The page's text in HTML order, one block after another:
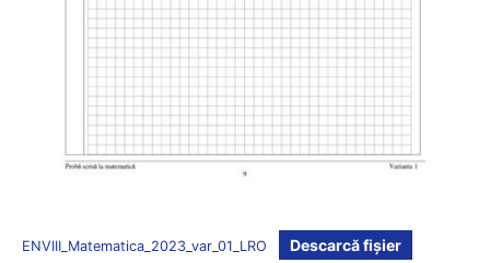
ENVIII_Matematica_2023_var_01_LRO Descarcă fișier